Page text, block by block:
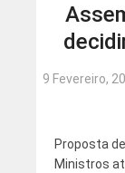
9 Fevereiro,
Proposta
Ministros